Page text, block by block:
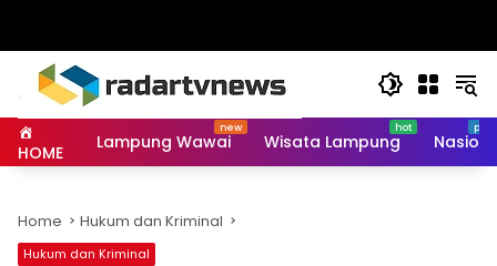
HOME Lampung Wawai Wisata Lampung
Home Hukum dan Kriminal
Hukum dan Kriminal